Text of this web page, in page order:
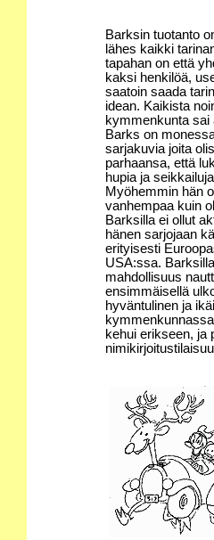
Barksin tuotanto
lähes kaikki
tapahan on että
kaksi henkilöä,
saatoin saada
idean. Kaikista
kymmenkunta sai
Barks on
sarjakuvia joita
parhaansa, että
hupia ja
Myöhemmin hän
vanhempaa kuin
Barksilla ei ollut
hänen sarjojaan
erityisesti
USA:ssa.
mahdollisuus
ensimmäisellä
hyväntulinen ja
kehui erikseen, ja